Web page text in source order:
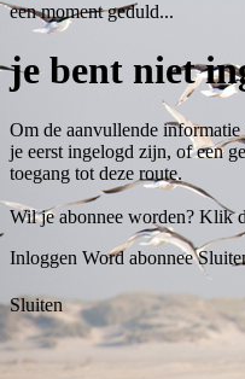
een moment geduld...
je bent niet
Om de aanvullende
je eerst ingelogd zijn, of een
toegang tot deze route.
Wil je abonnee worden? Klik
Inloggen Word abonnee
Sluiten